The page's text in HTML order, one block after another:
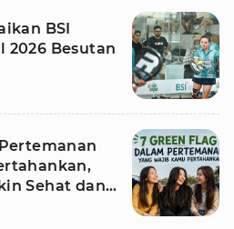
BSI
2026 Besutan
Sehat dan